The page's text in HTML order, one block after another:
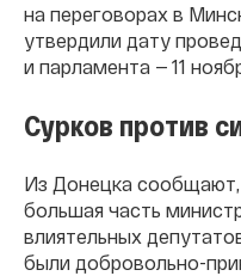
на переговорах в
утвердили дату
и парламента — 11
Сурков против
Из Донецка
большая часть
влиятельных
были добровольно-